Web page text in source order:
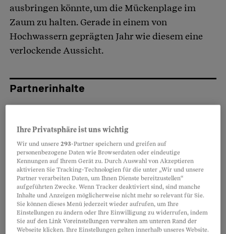
ausbringen könnte, um die Mückenplage im
Zaum zu halten. Gerade in einem von
Hochwassern geprägten Jahr wie diesem eine
verlockende Aussicht.
Partnerinhalte
Ihre Privatsphäre ist uns wichtig
Wir und unsere293-Partner speichern und greifen auf
personenbezogene Daten wie Browserdaten oder eindeutige
Kennungen auf Ihrem Gerät zu. Durch Auswahl von Akzeptieren
aktivieren Sie Tracking-Technologien für die unter „Wir und unsere
Partner verarbeiten Daten, um Ihnen Dienste bereitzustellen“
aufgeführten Zwecke. Wenn Tracker deaktiviert sind, sind manche
Inhalte und Anzeigen möglicherweise nicht mehr so relevant für Sie.
Sie können dieses Menü jederzeit wieder aufrufen, um Ihre
Einstellungen zu ändern oder Ihre Einwilligung zu widerrufen, indem
Sie auf den Link Voreinstellungen verwalten am unteren Rand der
Webseite klicken. Ihre Einstellungen gelten innerhalb unseres Website.